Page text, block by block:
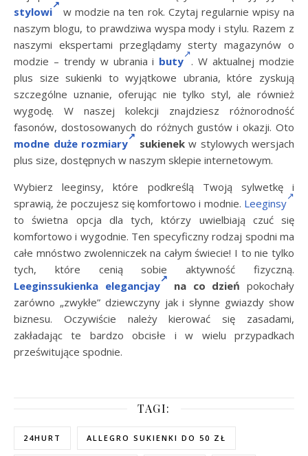
stylowi
w modzie na ten rok. Czytaj regularnie wpisy na
naszym blogu, to prawdziwa wyspa mody i stylu. Razem z
naszymi ekspertami przeglądamy sterty magazynów o
modzie – trendy w ubrania i buty . W aktualnej modzie
plus size sukienki to wyjątkowe ubrania, które zyskują
szczególne uznanie, oferując nie tylko styl, ale również
wygodę. W naszej kolekcji znajdziesz różnorodność
fasonów, dostosowanych do różnych gustów i okazji. Oto
modne duże rozmiary
sukienekw stylowych wersjach
plus size, dostępnych w naszym sklepie internetowym.
Wybierz leeginsy, które podkreślą Twoją sylwetkę i
sprawią, że poczujesz się komfortowo i modnie. Leeginsy
to świetna opcja dla tych, którzy uwielbiają czuć się
komfortowo i wygodnie. Ten specyficzny rodzaj spodni ma
całe mnóstwo zwolenniczek na całym świecie! I to nie tylko
tych, które cenią sobie aktywność fizyczną.
Leeginssukienka elegancjay
na co dzień pokochały
zarówno „zwykłe” dziewczyny jak i słynne gwiazdy show
biznesu. Oczywiście należy kierować się zasadami,
zakładając te bardzo obcisłe i w wielu przypadkach
prześwitujące spodnie.
TAGI:
24HURT ALLEGRO SUKIENKI DO 50 ZŁ